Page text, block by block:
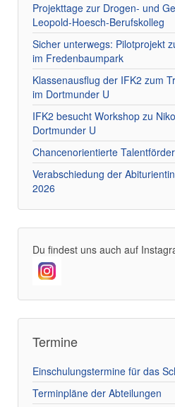
Projekttage zur Drogen- und
Leopold-Hoesch-Berufskolleg
Sicher unterwegs: Pilotprojekt
im Fredenbaumpark
Klassenausflug der IFK2 zum
im Dortmunder U
IFK2 besucht Workshop zu
Dortmunder U
Chancenorientierte
Verabschiedung der
2026
Du findest uns auch auf
Termine
Einschulungstermine für das
Terminpläne der Abteilungen